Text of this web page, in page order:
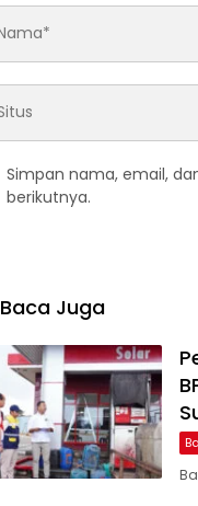
Simpan nama, email,
berikutnya.
Baca Juga